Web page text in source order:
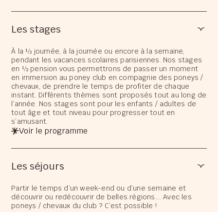
Les stages
À la ½ journée, à la journée ou encore à la semaine,
pendant les vacances scolaires parisiennes. Nos stages
en ½ pension vous permettrons de passer un moment
en immersion au poney club en compagnie des poneys /
chevaux, de prendre le temps de profiter de chaque
instant. Différents thèmes sont proposés tout au long de
l’année. Nos stages sont pour les enfants / adultes de
tout âge et tout niveau pour progresser tout en
s’amusant.
Voir le programme
Les séjours
Partir le temps d’un week-end ou d’une semaine et
découvrir ou redécouvrir de belles régions…. Avec les
poneys / chevaux du club ? C’est possible !